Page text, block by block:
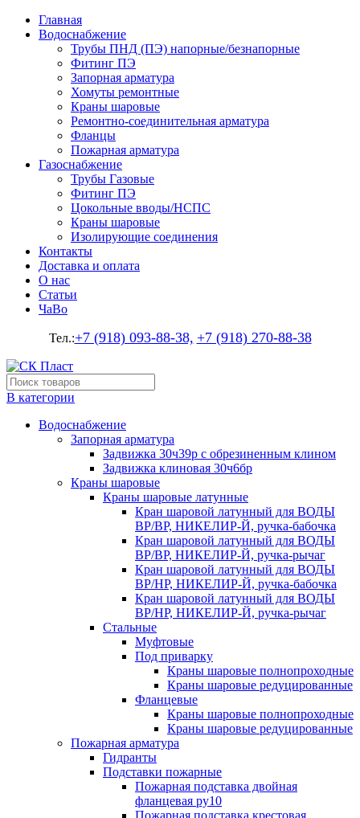
Главная
Водоснабжение
Трубы ПНД (ПЭ) напорные/безнапорные
Фитинг ПЭ
Запорная арматура
Хомуты ремонтные
Краны шаровые
Ремонтно-соединительная арматура
Фланцы
Пожарная арматура
Газоснабжение
Трубы Газовые
Фитинг ПЭ
Цокольные вводы/НСПС
Краны шаровые
Изолирующие соединения
Контакты
Доставка и оплата
О нас
Статьи
ЧаВо
Тел.:+7 (918) 093-88-38, +7 (918) 270-88-38
В категории
Водоснабжение
Запорная арматура
Задвижка 30ч39р с обрезиненным клином
Задвижка клиновая 30ч6бр
Краны шаровые
Краны шаровые латунные
Кран шаровой латунный для ВОДЫ
ВР/ВР, НИКЕЛИР-Й, ручка-бабочка
Кран шаровой латунный для ВОДЫ
ВР/ВР, НИКЕЛИР-Й, ручка-рычаг
Кран шаровой латунный для ВОДЫ
ВР/НР, НИКЕЛИР-Й, ручка-бабочка
Кран шаровой латунный для ВОДЫ
ВР/НР, НИКЕЛИР-Й, ручка-рычаг
Стальные
Муфтовые
Под приварку
Краны шаровые полнопроходные
Краны шаровые редуцированные
Фланцевые
Краны шаровые полнопроходные
Краны шаровые редуцированные
Пожарная арматура
Гидранты
Подставки пожарные
Пожарная подставка двойная
фланцевая ру10
Пожарная подставка крестовая